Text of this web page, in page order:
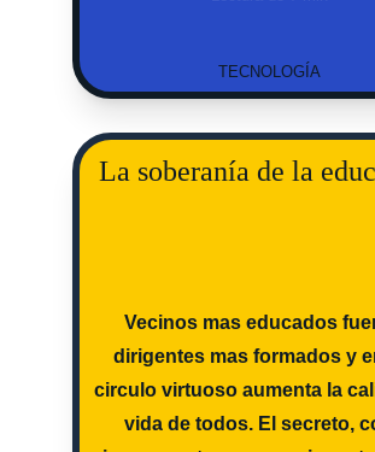
TECNOLOGÍA
La soberanía de la
Vecinos mas educados
dirigentes mas formados y
circulo virtuoso aumenta la
vida de todos. El secreto,